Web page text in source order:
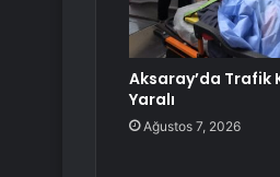
Aksaray’da Trafik
Yaralı
Ağustos 7, 2026